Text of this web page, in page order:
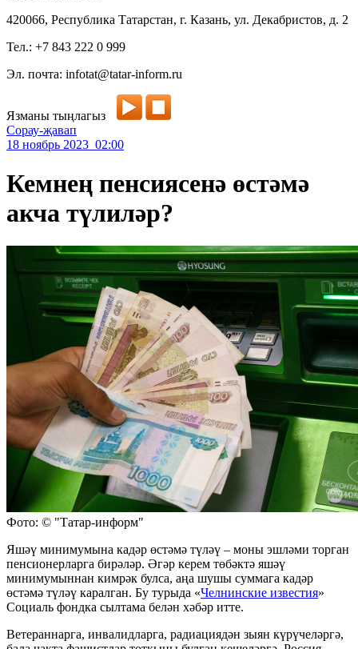
420066, Республика Татарстан, г. Казань, ул. Декабристов, д. 2
Тел.: +7 843 222 0 999
Эл. почта: infotat@tatar-inform.ru
Язманы тыңлагыз
Сорау-җавап
18 ноябрь 2023 02:00
Кемнең пенсиясенә өстәмә
акча түлиләр?
Фото: © "Татар-информ"
Яшәү минимумына кадәр өстәмә түләү – моны эшләми торган
пенсионерларга бирәләр. Әгәр керем төбәктә яшәү
минимумыннан кимрәк булса, аңа шушы суммага кадәр
өстәмә түләү каралган. Бу турыда «Челнинские известия»
Социаль фондка сылтама белән хәбәр итте.
Ветераннарга, инвалидларга, радиациядән зыян күрүчеләргә,